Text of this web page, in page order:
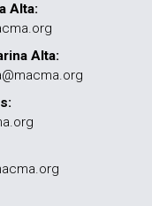
Alta:
Alta: